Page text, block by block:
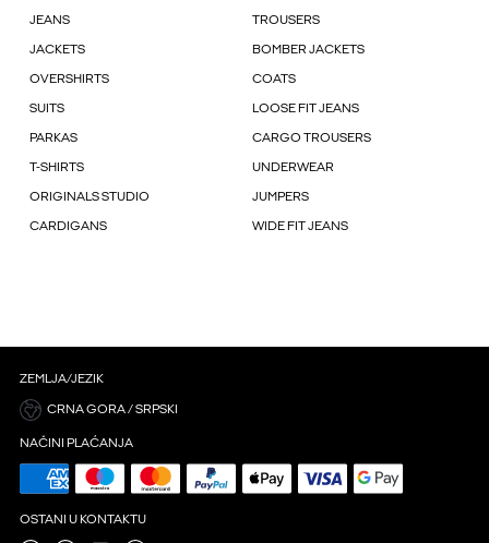
JEANS TROUSERS
JACKETS BOMBER JACKETS
OVERSHIRTS COATS
SUITS LOOSE FIT JEANS
PARKAS CARGO TROUSERS
T-SHIRTS UNDERWEAR
ORIGINALS STUDIO JUMPERS
CARDIGANS WIDE FIT JEANS
ZEMLJA/JEZIK
CRNA GORA / SRPSKI
NAČINI PLAĆANJA
OSTANI U KONTAKTU